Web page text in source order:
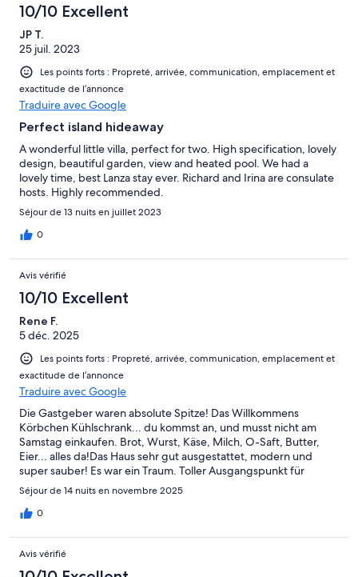
10/10 Excellent
JP T.
25 juil. 2023
Les points forts : Propreté, arrivée, communication, emplacement et
exactitude de l’annonce
Traduire avec Google
Perfect island hideaway
A wonderful little villa, perfect for two. High specification, lovely
design, beautiful garden, view and heated pool. We had a
lovely time, best Lanza stay ever. Richard and Irina are consulate
hosts. Highly recommended.
Séjour de 13 nuits en juillet 2023
0
Avis vérifié
10/10 Excellent
Rene F.
5 déc. 2025
Les points forts : Propreté, arrivée, communication, emplacement et
exactitude de l’annonce
Traduire avec Google
Die Gastgeber waren absolute Spitze! Das Willkommens
Körbchen Kühlschrank... du kommst an, und musst nicht am
Samstag einkaufen. Brot, Wurst, Käse, Milch, O-Saft, Butter,
Eier... alles da!Das Haus sehr gut ausgestattet, modern und
super sauber! Es war ein Traum. Toller Ausgangspunkt für
Touren, mega Aussicht und wunderbar ruhig.
Séjour de 14 nuits en novembre 2025
0
Avis vérifié